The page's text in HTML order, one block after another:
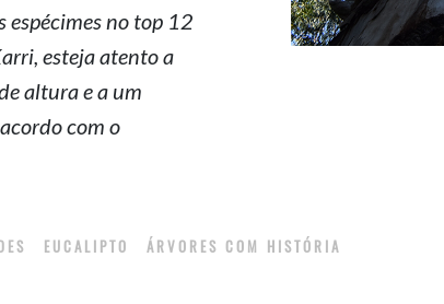
espécimes no top 12
esteja atento a
altura e a um
com o
EUCALIPTO ÁRVORES COM HISTÓRIA